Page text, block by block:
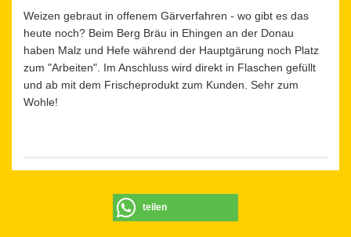
Weizen gebraut in offenem Gärverfahren - wo gibt es das
heute noch? Beim Berg Bräu in Ehingen an der Donau
haben Malz und Hefe während der Hauptgärung noch Platz
zum "Arbeiten". Im Anschluss wird direkt in Flaschen gefüllt
und ab mit dem Frischeprodukt zum Kunden. Sehr zum
Wohle!
teilen